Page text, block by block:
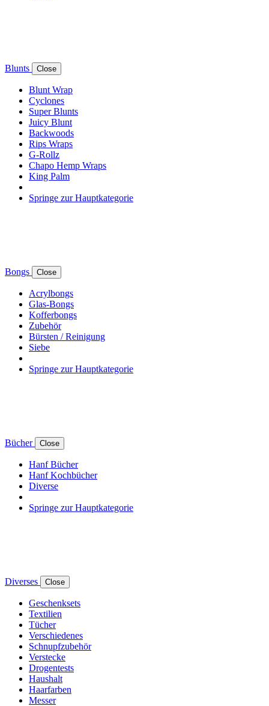
Blunts Close
Blunt Wrap
Cyclones
Super Blunts
Juicy Blunt
Backwoods
Rips Wraps
G-Rollz
Chapo Hemp Wraps
King Palm
Springe zur Hauptkategorie
Bongs Close
Acrylbongs
Glas-Bongs
Kofferbongs
Zubehör
Bürsten / Reinigung
Siebe
Springe zur Hauptkategorie
Bücher Close
Hanf Bücher
Hanf Kochbücher
Diverse
Springe zur Hauptkategorie
Diverses Close
Geschenksets
Textilien
Tücher
Verschiedenes
Schnupfzubehör
Verstecke
Drogentests
Haushalt
Haarfarben
Messer